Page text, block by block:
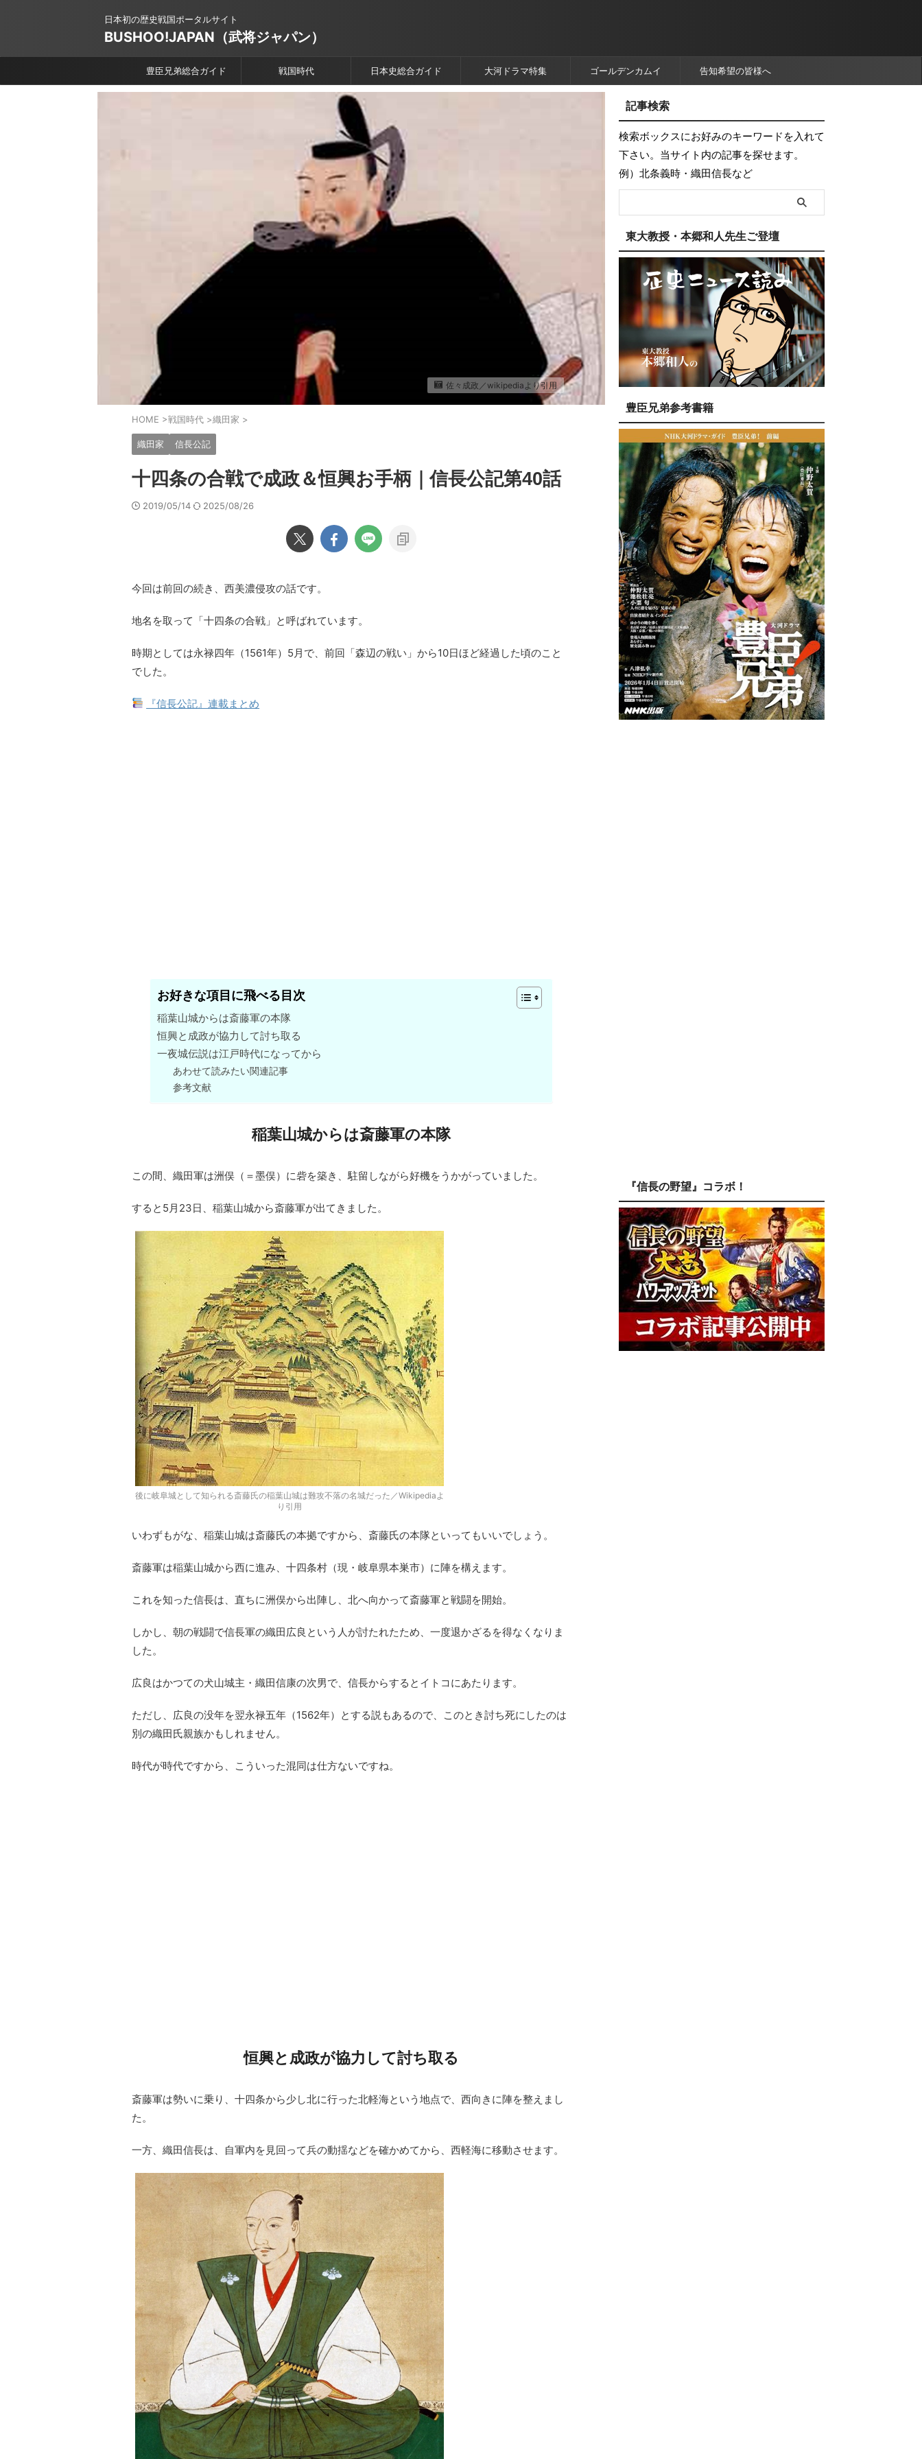
日本初の歴史戦国ポータルサイト
BUSHOO!JAPAN（武将ジャパン）
豊臣兄弟総合ガイド 戦国時代 日本史総合ガイド 大河ドラマ特集 ゴールデンカムイ 告知希望の皆様へ
佐々成政／wikipediaより引用
HOME >戦国時代 >織田家 >
織田家 信長公記
十四条の合戦で成政＆恒興お手柄｜信長公記第40話
2019/05/14 2025/08/26
今回は前回の続き、西美濃侵攻の話です。
地名を取って「十四条の合戦」と呼ばれています。
時期としては永禄四年（1561年）5月で、前回「森辺の戦い」から10日ほど経過した頃のこと
でした。
『信長公記』連載まとめ
お好きな項目に飛べる目次
稲葉山城からは斎藤軍の本隊
恒興と成政が協力して討ち取る
一夜城伝説は江戸時代になってから
あわせて読みたい関連記事
参考文献
稲葉山城からは斎藤軍の本隊
この間、織田軍は洲俣（＝墨俣）に砦を築き、駐留しながら好機をうかがっていました。
すると5月23日、稲葉山城から斎藤軍が出てきました。
後に岐阜城として知られる斎藤氏の稲葉山城は難攻不落の名城だった／Wikipediaよ
り引用
いわずもがな、稲葉山城は斎藤氏の本拠ですから、斎藤氏の本隊といってもいいでしょう。
斎藤軍は稲葉山城から西に進み、十四条村（現・岐阜県本巣市）に陣を構えます。
これを知った信長は、直ちに洲俣から出陣し、北へ向かって斎藤軍と戦闘を開始。
しかし、朝の戦闘で信長軍の織田広良という人が討たれたため、一度退かざるを得なくなりま
した。
広良はかつての犬山城主・織田信康の次男で、信長からするとイトコにあたります。
ただし、広良の没年を翌永禄五年（1562年）とする説もあるので、このとき討ち死にしたのは
別の織田氏親族かもしれません。
時代が時代ですから、こういった混同は仕方ないですね。
恒興と成政が協力して討ち取る
斎藤軍は勢いに乗り、十四条から少し北に行った北軽海という地点で、西向きに陣を整えまし
た。
一方、織田信長は、自軍内を見回って兵の動揺などを確かめてから、西軽海に移動させます。
記事検索
検索ボックスにお好みのキーワードを入れて
下さい。当サイト内の記事を探せます。
例）北条義時・織田信長など
東大教授・本郷和人先生ご登壇
豊臣兄弟参考書籍
『信長の野望』コラボ！